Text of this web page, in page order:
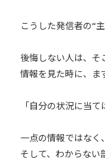
こうした発信者の“
後悔しない人は、そ
情報を見た時に、ま
「自分の状況に当て
一点の情報ではなく
そして、わからない